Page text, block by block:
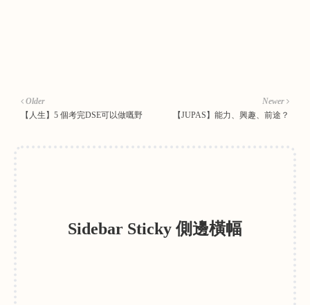
Newer
【JUPAS】能力、興趣、前途？
Older
【人生】5 個考完DSE可以做嘅野
Sidebar Sticky 側邊橫幅